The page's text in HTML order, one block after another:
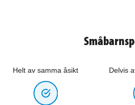
Helt av samma åsikt Delvis